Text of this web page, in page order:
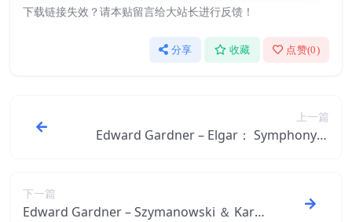
下载链接失效？请本贴留言给大站长进行反馈！
分享 收藏 点赞(0)
上一篇
Edward Gardner – Elgar： Symphony N
下一篇
Edward Gardner – Szymanowski ＆ Karlo